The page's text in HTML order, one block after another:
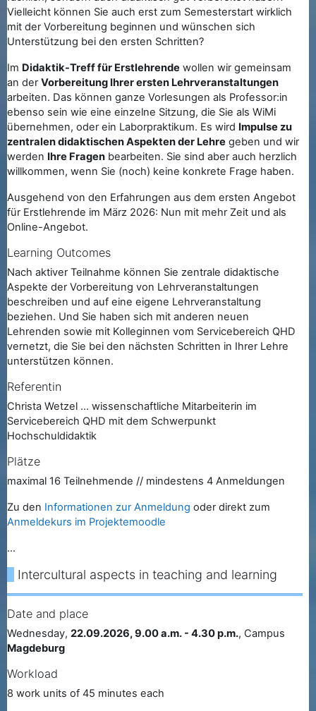
Vielleicht können Sie auch erst zum Semesterstart wirklich
mit der Vorbereitung beginnen und wünschen sich
Unterstützung bei den ersten Schritten?
Im Didaktik-Treff für Erstlehrende wollen wir gemeinsam
an derVorbereitung Ihrer ersten Lehrveranstaltungen
arbeiten. Das können ganze Vorlesungen als Professor:in
ebenso sein wie eine einzelne Sitzung, die Sie als WiMi
übernehmen, oder ein Laborpraktikum. Es wird Impulse zu
zentralen didaktischen Aspekten der Lehre geben und wir
werden Ihre Fragen bearbeiten. Sie sind aber auch herzlich
willkommen, wenn Sie (noch) keine konkrete Frage haben.
Ausgehend von den Erfahrungen aus dem ersten Angebot
für Erstlehrende im März 2026: Nun mit mehr Zeit und als
Online-Angebot.
Learning Outcomes
Nach aktiver Teilnahme können Sie zentrale didaktische
Aspekte der Vorbereitung von Lehrveranstaltungen
beschreiben und auf eine eigene Lehrveranstaltung
beziehen. Und Sie haben sich mit anderen neuen
Lehrenden sowie mit Kolleginnen vom Servicebereich QHD
vernetzt, die Sie bei den nächsten Schritten in Ihrer Lehre
unterstützen können.
Referentin
Christa Wetzel ... wissenschaftliche Mitarbeiterin im
Servicebereich QHD mit dem Schwerpunkt
Hochschuldidaktik
Plätze
maximal 16 Teilnehmende // mindestens 4 Anmeldungen
Zu den Informationen zur Anmeldung oder direkt zum
Anmeldekurs im Projektemoodle
...
Intercultural aspects in teaching and learning
Date and place
Wednesday, 22.09.2026, 9.00 a.m. - 4.30 p.m., Campus
Magdeburg
Workload
8 work units of 45 minutes each